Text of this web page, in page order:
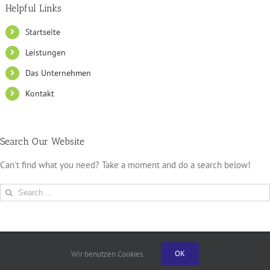
Helpful Links
Startseite
Leistungen
Das Unternehmen
Kontakt
Search Our Website
Can't find what you need? Take a moment and do a search below!
Search
for:
Impressum |Datenschutzerklärung
WIr benutzen Cookies OK